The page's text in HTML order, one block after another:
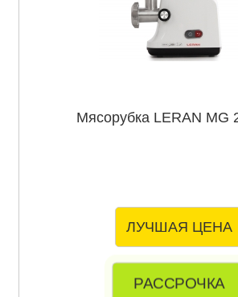
Мясорубка LERAN MG
ЛУЧШАЯ ЦЕНА
РАССРОЧКА